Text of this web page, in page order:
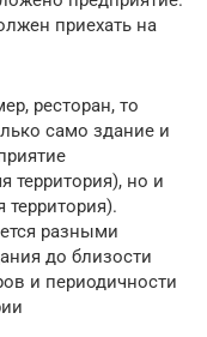
приехать на
ресторан, то
само здание и
территория), но и
разными
до близости
и периодичности